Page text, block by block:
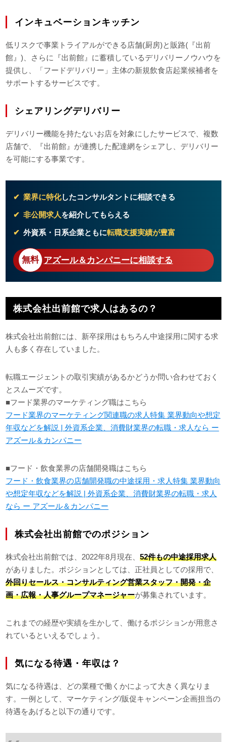
インキュベーションキッチン
低リスクで事業トライアルができる店舗(厨房)と販路(『出前
館』)、さらに『出前館』に蓄積しているデリバリーノウハウを
提供し、「フードデリバリー」主体の新規飲食店起業候補者を
サポートするサービスです。
シェアリングデリバリー
デリバリー機能を持たないお店を対象にしたサービスで、複数
店舗で、『出前館』が連携した配達網をシェアし、デリバリー
を可能にする事業です。
業界に特化したコンサルタントに相談できる
非公開求人を紹介してもらえる
外資系・日系企業ともに転職支援実績が豊富
アズール＆カンパニーに相談する
株式会社出前館で求人はあるの？
株式会社出前館には、新卒採用はもちろん中途採用に関する求
人も多く存在していました。
転職エージェントの取引実績があるかどうか問い合わせておく
とスムーズです。
■フード業界のマーケティング職はこちら
フード業界のマーケティング関連職の求人特集 業界動向や想定
年収などを解説 | 外資系企業、消費財業界の転職・求人なら ー
アズール＆カンパニー
■フード・飲食業界の店舗開発職はこちら
フード・飲食業界の店舗開発職の中途採用・求人特集 業界動向
や想定年収などを解説 | 外資系企業、消費財業界の転職・求人
なら ー アズール＆カンパニー
株式会社出前館でのポジション
株式会社出前館では、2022年8月現在、52件もの中途採用求人
がありました。ポジションとしては、正社員としての採用で、
外回りセールス・コンサルティング営業スタッフ・開発・企
画・広報・人事グループマネージャーが募集されています。
これまでの経歴や実績を生かして、働けるポジションが用意さ
れているといえるでしょう。
気になる待遇・年収は？
気になる待遇は、どの業種で働くかによって大きく異なりま
す。一例として、マーケティング/販促キャンペーン企画担当の
待遇をあげると以下の通りです。